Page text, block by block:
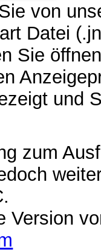
von
Datei
Sie
und
zum
Version